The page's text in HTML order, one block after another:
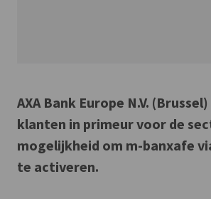
AXA Bank Europe N.V.
klanten in primeur voor de
mogelijkheid om m-banxafe
te activeren.